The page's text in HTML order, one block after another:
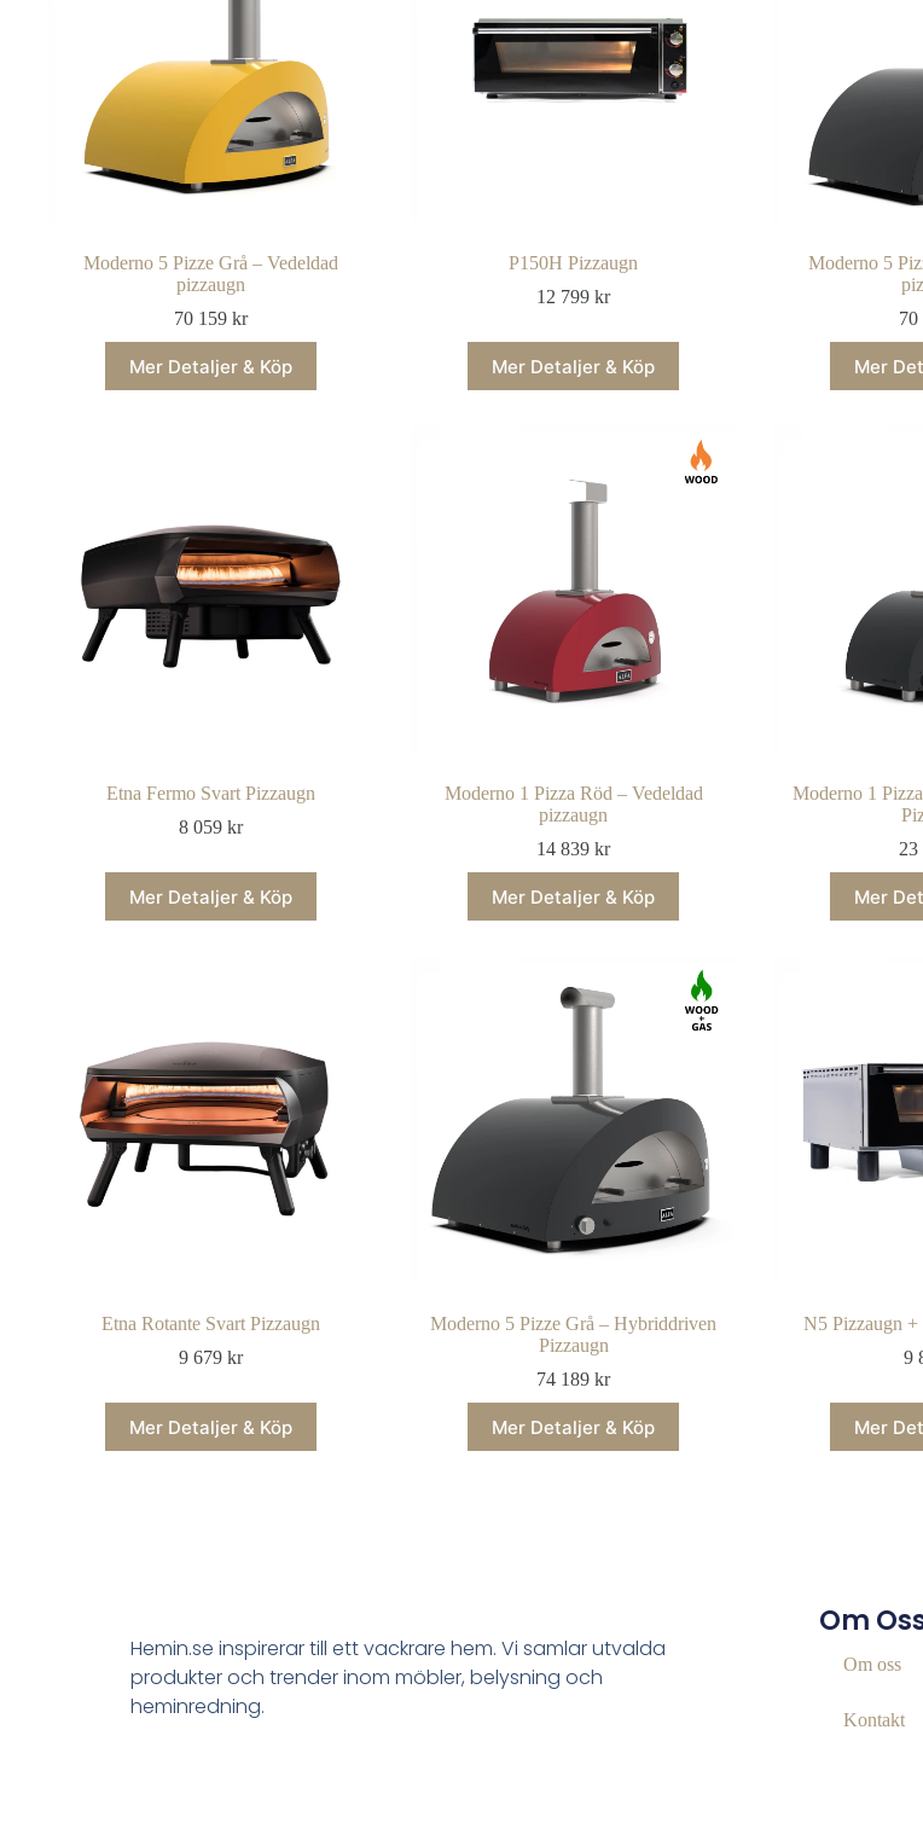
Moderno 5 Pizze Grå – Vedeldad
pizzaugn
70 159kr
Mer Detaljer & Köp
P150H Pizzaugn
12 799kr
Mer Detaljer & Köp
Moderno 5
Mer
Etna Fermo Svart Pizzaugn
8 059kr
Mer Detaljer & Köp
Moderno 1 Pizza Röd – Vedeldad
pizzaugn
14 839kr
Mer Detaljer & Köp
Moderno 1
Mer
Etna Rotante Svart Pizzaugn
9 679kr
Mer Detaljer & Köp
Moderno 5 Pizze Grå – Hybriddriven
Pizzaugn
74 189kr
Mer Detaljer & Köp
N5 Pizzaugn +
9
Mer
Hemin.se inspirerar till ett vackrare hem. Vi samlar utvalda
produkter och trender inom möbler, belysning och
heminredning.
Om
Om oss
Kontakt